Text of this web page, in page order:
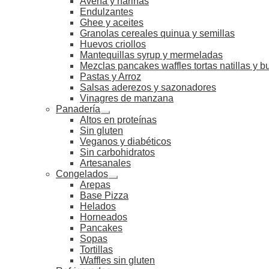
Endulzantes
Ghee y aceites
Granolas cereales quinua y semillas
Huevos criollos
Mantequillas syrup y mermeladas
Mezclas pancakes waffles tortas natillas y
Pastas y Arroz
Salsas aderezos y sazonadores
Vinagres de manzana
Panadería
Altos en proteínas
Sin gluten
Veganos y diabéticos
Sin carbohidratos
Artesanales
Congelados
Arepas
Base Pizza
Helados
Horneados
Pancakes
Sopas
Tortillas
Waffles sin gluten